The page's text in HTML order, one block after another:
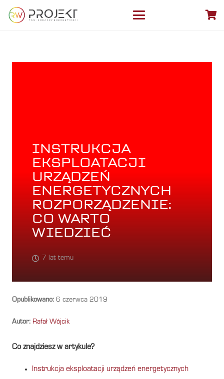
INSTRUKCJA
EKSPLOATACJI
URZĄDZEŃ
ENERGETYCZNYCH
ROZPORZĄDZENIE:
CO WARTO
WIEDZIEĆ
7 lat temu
Opublikowano: 6 czerwca 2019
Autor: Rafał Wójcik
Co znajdziesz w artykule?
Instrukcja eksploatacji urządzeń energetycznych